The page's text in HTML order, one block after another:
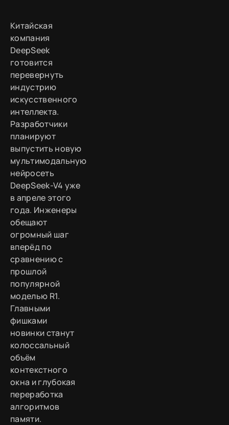
Китайская
компания
DeepSeek
готовится
перевернуть
индустрию
искусственного
интеллекта.
Разработчики
планируют
выпустить новую
мультимодальную
нейросеть
DeepSeek-V4 уже
в апреле этого
года. Инженеры
обещают
огромный шаг
вперёд по
сравнению с
прошлой
популярной
моделью R1.
Главными
фишками
новинки станут
колоссальный
объём
контекстного
окна и глубокая
переработка
алгоритмов
памяти.